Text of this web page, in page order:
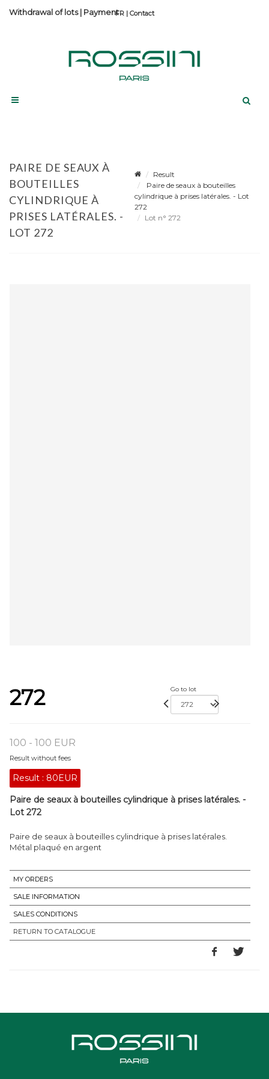
Contact
Withdrawal of lots| Payment
PAIRE DE SEAUX À
BOUTEILLES
CYLINDRIQUE À
PRISES LATÉRALES. -
LOT 272
Result
Paire de seaux à bouteilles
cylindrique à prises latérales. - Lot
272
Lot n° 272
272 Go to lot
100 - 100 EUR
Result without fees
Result : 80EUR
Paire de seaux à bouteilles cylindrique à prises latérales. -
Lot 272
Paire de seaux à bouteilles cylindrique à prises latérales.
Métal plaqué en argent
MY ORDERS
SALE INFORMATION
SALES CONDITIONS
RETURN TO CATALOGUE